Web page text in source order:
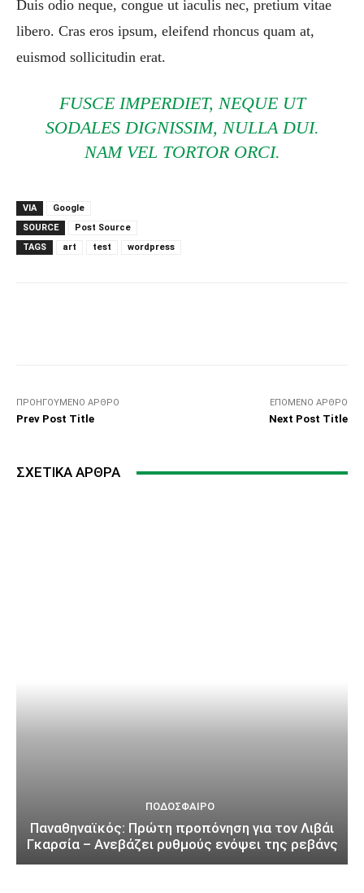
Duis odio neque, congue ut iaculis nec, pretium vitae
libero. Cras eros ipsum, eleifend rhoncus quam at,
euismod sollicitudin erat.
FUSCE IMPERDIET, NEQUE UT
SODALES DIGNISSIM, NULLA DUI.
NAM VEL TORTOR ORCI.
VIA
Google
SOURCE
Post Source
TAGS
art test wordpress
ΠΡΟΗΓΟΎΜΕΝΟ ΆΡΘΡΟ
Prev Post Title
ΕΠΌΜΕΝΟ ΆΡΘΡΟ
Next Post Title
ΣΧΕΤΙΚΆ ΆΡΘΡΑ
ΠΟΔΌΣΦΑΙΡΟ
Παναθηναϊκός: Πρώτη προπόνηση για τον Λιβάι
Γκαρσία – Ανεβάζει ρυθμούς ενόψει της ρεβάνς